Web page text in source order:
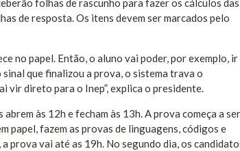
folhas de rascunho para fazer os cálculos das
de resposta. Os itens devem ser marcados pelo
no papel. Então, o aluno vai poder, por exemplo, ir
que finalizou a prova, o sistema trava o
vir direto para o Inep”, explica o presidente.
às 12h e fecham às 13h. A prova começa a ser
papel, fazem as provas de linguagens, códigos e
prova vai até as 19h. No segundo dia, os